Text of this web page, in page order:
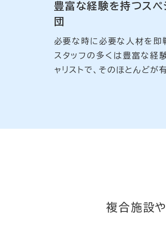
豊富な経験を持つスペ
団
必要な時に必要な人材を即
スタッフの多くは豊富な経
ャリストで、そのほとんどが
複合施設